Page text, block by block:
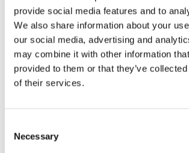
provide social media features and to
We also share information about your
our social media, advertising and
may combine it with other information
provided to them or that they’ve
of their services.
Selection
Necessary
Namn
E-postadress*
Webbplats
Spara mitt namn, min e-postadress och